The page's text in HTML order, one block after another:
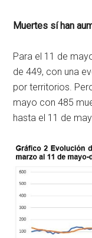
Muertes sí han
Para el 11 de
de 449, con una
por territorios.
mayo con 485
hasta el 11 de